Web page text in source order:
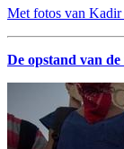
Met fotos van
De opstand van